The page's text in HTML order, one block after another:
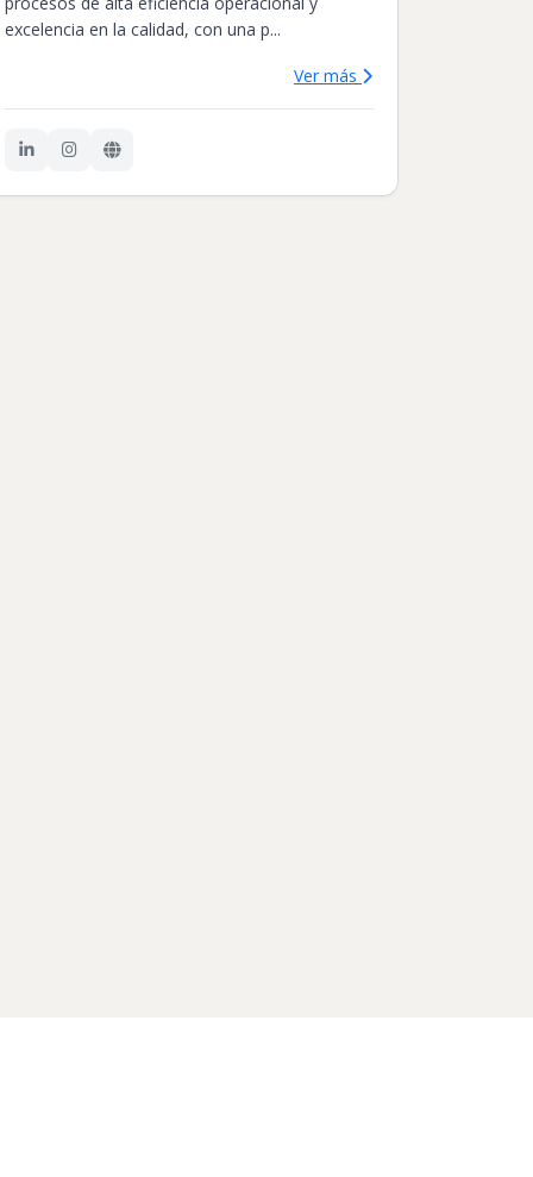
excelencia en la calidad, con una p...
Ver más